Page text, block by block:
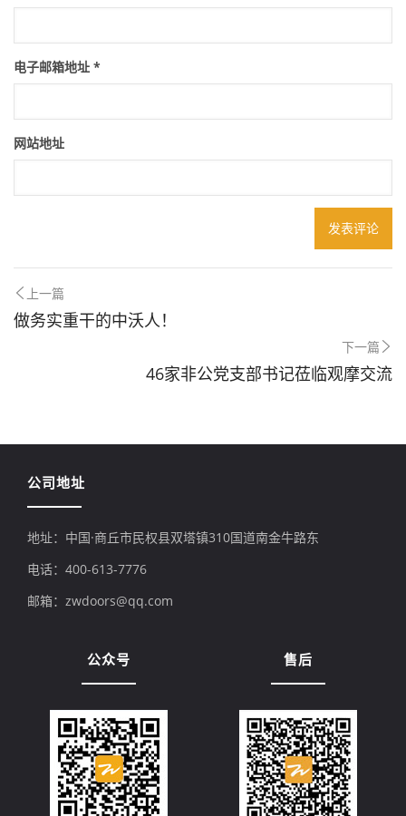
电子邮箱地址 *
网站地址
上一篇
做务实重干的中沃人！
下一篇
46家非公党支部书记莅临观摩交流
公司地址
地址：中国·商丘市民权县双塔镇310国道南金牛路东
电话：400-613-7776
邮箱：zwdoors@qq.com
公众号 售后